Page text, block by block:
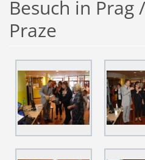
Besuch in Prag
Praze